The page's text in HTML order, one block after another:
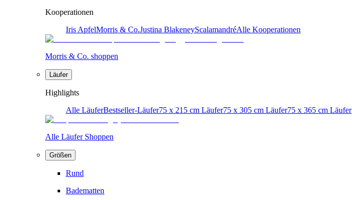
Kooperationen
Iris ApfelMorris & Co.Justina BlakeneyScalamandréAlle Kooperationen
Morris & Co. shoppen
Läufer
Highlights
Alle LäuferBestseller-Läufer75 x 215 cm Läufer75 x 305 cm Läufer75 x 365 cm Läufer
Alle Läufer Shoppen
Größen
Rund
Badematten